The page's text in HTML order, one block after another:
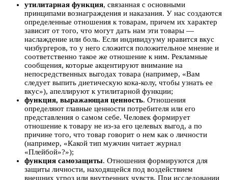
утилитарная функция, связанная с основными
принципами вознаграждения и наказания. У нас создаются
определенные отношения к товарам, причем их характер
зависит от того, что могут дать нам эти товары —
наслаждение или боль. Если индивидууму нравится вкус
чизбургеров, то у него сложится положительное мнение и
соответственно такое же отношение к ним. Рекламные
сообщения, которые акцентируют внимание на
непосредственных выгодах товара (например, «Вам
следует выпить диетическую кока-колу, чтобы узнать ее
вкус»), апеллируют к утилитарной функции;
функция, выражающая ценность. Отношения
определяют главные ценности потребителя или его
представления о самом себе. Человек формирует
отношение к товару не из-за его целевых выгод, а по
причине того, что товар говорит о нем как о личности
(например, «Какой тип мужчин читает журнал
«Плейбой»?»);
функция самозащиты. Отношения формируются для
защиты личности, находящейся под воздействием
внешних угроз или внутренних чувств. При исследовании